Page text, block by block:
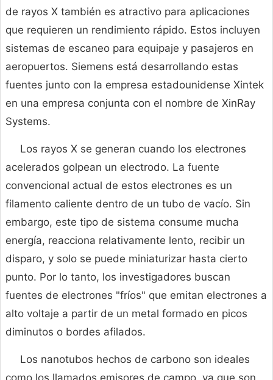
de rayos X también es atractivo para aplicaciones
que requieren un rendimiento rápido. Estos incluyen
sistemas de escaneo para equipaje y pasajeros en
aeropuertos. Siemens está desarrollando estas
fuentes junto con la empresa estadounidense Xintek
en una empresa conjunta con el nombre de XinRay
Systems.
Los rayos X se generan cuando los electrones
acelerados golpean un electrodo. La fuente
convencional actual de estos electrones es un
filamento caliente dentro de un tubo de vacío. Sin
embargo, este tipo de sistema consume mucha
energía, reacciona relativamente lento, recibir un
disparo, y solo se puede miniaturizar hasta cierto
punto. Por lo tanto, los investigadores buscan
fuentes de electrones "fríos" que emitan electrones a
alto voltaje a partir de un metal formado en picos
diminutos o bordes afilados.
Los nanotubos hechos de carbono son ideales
como los llamados emisores de campo, ya que son